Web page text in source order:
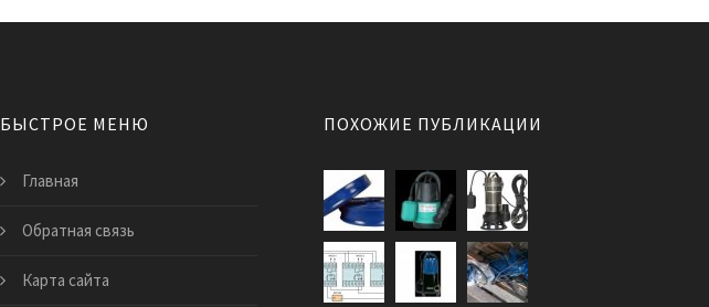
БЫСТРОЕ МЕНЮ
Главная
Обратная связь
Карта сайта
ПОХОЖИЕ ПУБЛИКАЦИИ